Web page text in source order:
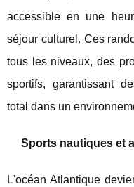
accessible en une
séjour culturel. Ces
tous les niveaux, des
sportifs, garantissant
total dans un
Sports nautiques et
L'océan Atlantique